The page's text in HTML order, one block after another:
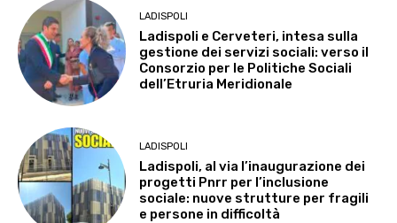
LADISPOLI
Ladispoli e Cerveteri, intesa sulla
gestione dei servizi sociali: verso il
Consorzio per le Politiche Sociali
dell’Etruria Meridionale
LADISPOLI
Ladispoli, al via l’inaugurazione dei
progetti Pnrr per l’inclusione
sociale: nuove strutture per fragili
e persone in difficoltà